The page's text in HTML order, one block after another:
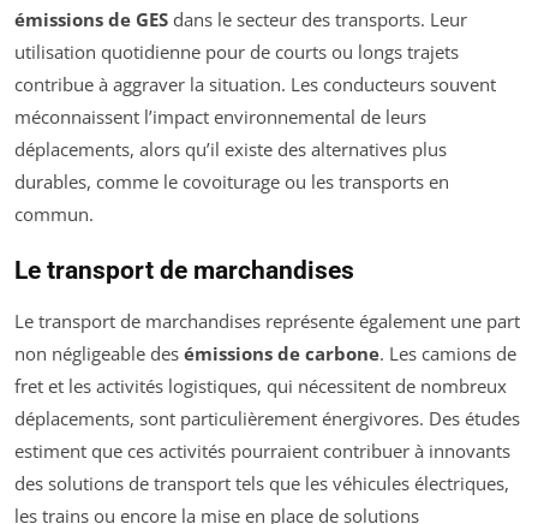
émissions de GES dans le secteur des transports. Leur
utilisation quotidienne pour de courts ou longs trajets
contribue à aggraver la situation. Les conducteurs souvent
méconnaissent l’impact environnemental de leurs
déplacements, alors qu’il existe des alternatives plus
durables, comme le covoiturage ou les transports en
commun.
Le transport de marchandises
Le transport de marchandises représente également une part
non négligeable des émissions de carbone. Les camions de
fret et les activités logistiques, qui nécessitent de nombreux
déplacements, sont particulièrement énergivores. Des études
estiment que ces activités pourraient contribuer à innovants
des solutions de transport tels que les véhicules électriques,
les trains ou encore la mise en place de solutions